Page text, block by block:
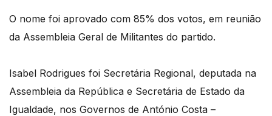
O nome foi aprovado com 85% dos votos, em reunião
da Assembleia Geral de Militantes do partido.
Isabel Rodrigues foi Secretária Regional, deputada na
Assembleia da República e Secretária de Estado da
Igualdade, nos Governos de António Costa –